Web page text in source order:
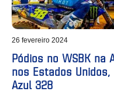
26 fevereiro 2024
Pódios no WSBK
nos Estados Unidos,
Azul 328